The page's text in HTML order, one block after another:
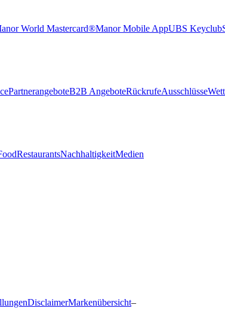
World Mastercard®Manor Mobile AppUBS Keyclub
PartnerangeboteB2B AngeboteRückrufeAusschlüsse
RestaurantsNachhaltigkeitMedien
DisclaimerMarkenübersicht–